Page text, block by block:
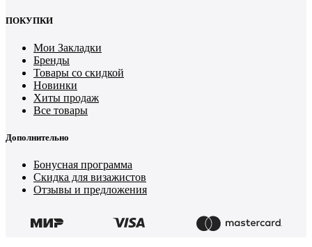
ПОКУПКИ
Мои Закладки
Бренды
Товары со скидкой
Новинки
Хиты продаж
Все товары
Дополнительно
Бонусная программа
Скидка для визажистов
Отзывы и предложения